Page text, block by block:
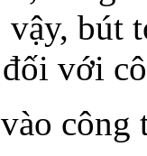
bút
với
công